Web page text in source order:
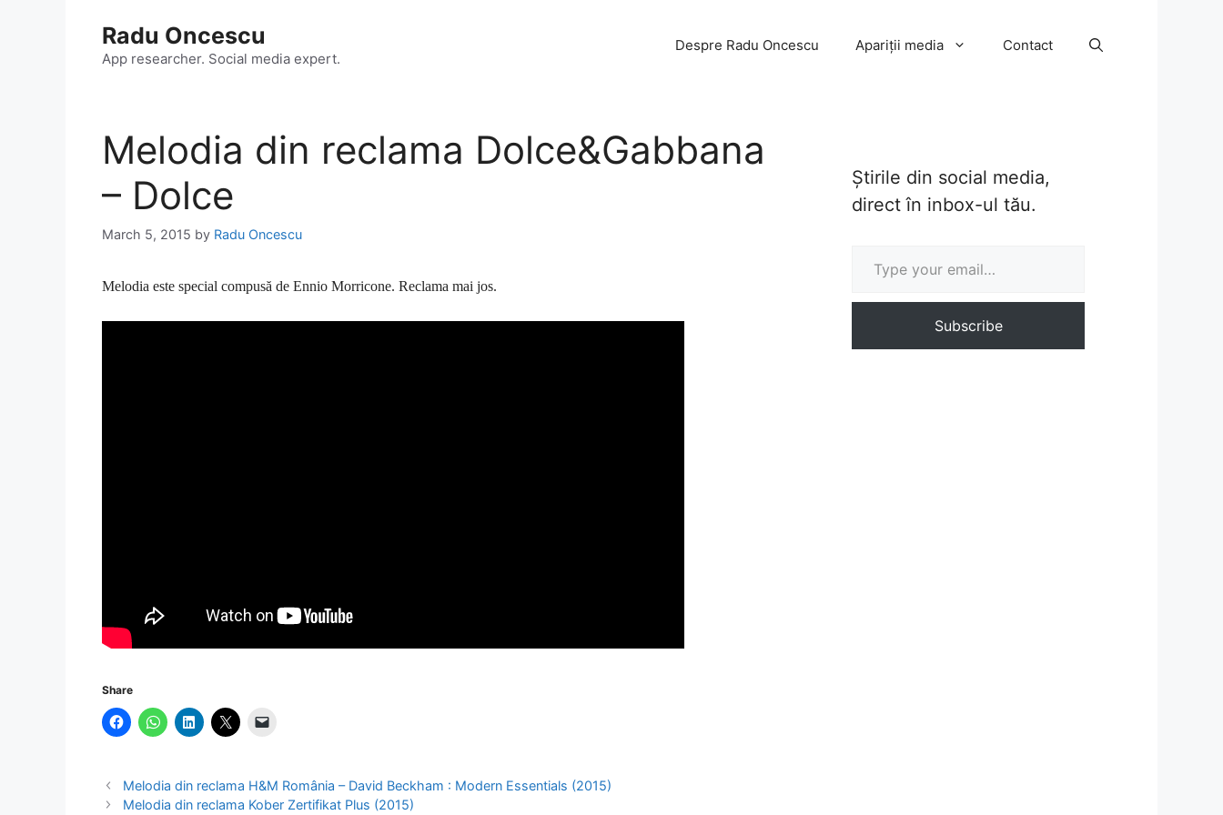
Radu Oncescu
App researcher. Social media expert.
Despre Radu Oncescu Apariții media Contact
Melodia din reclama Dolce&Gabbana
– Dolce
March 5, 2015 by Radu Oncescu
Melodia este special compusă de Ennio Morricone. Reclama mai jos.
Share
Melodia din reclama H&M România – David Beckham : Modern Essentials (2015)
Melodia din reclama Kober Zertifikat Plus (2015)
Știrile din social media,
direct în inbox-ul tău.
Subscribe